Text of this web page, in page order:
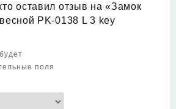
оставил отзыв на «Замок
PK-0138 L 3 key
поля